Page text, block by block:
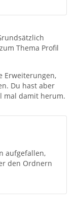
Thema Profil
Erweiterungen,
Du hast aber
mal damit herum.
aufgefallen,
den Ordnern